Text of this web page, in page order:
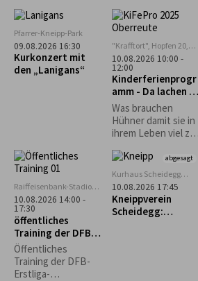
wie entstehen
Strohhüte? Warum
gibt es einen
Haifisch im
Museum?
Gebrüder Grimm
Pfarrer-Kneipp-Park
09.08.2026 16:30
Kurkonzert mit
den „Lanigans“
"Krafftort", Hopfen 20,
88167 Stiefenhofen
10.08.2026 10:00 -
12:00
Kinderferienprogr
amm - Da lachen ja
die Hühner
Was brauchen
Hühner damit sie in
ihrem Leben viel zu
ein fröhliches
Hühnerleben
führen können? Das
und vieles mehr,
erfahrt ihr an
diesem Nachmittag.
Raiffeisenbank-Stadion
in Weiler im Allgäu
10.08.2026 14:00 -
17:30
öffentliches
Training der DFB-
Erstliga-
Schiedsrichter
Öffentliches
Training der DFB-
Erstliga-
abgesagt
Kurhaus Scheidegg
Mehrzweckraum im UG
10.08.2026 17:45
Kneippverein
Scheidegg: